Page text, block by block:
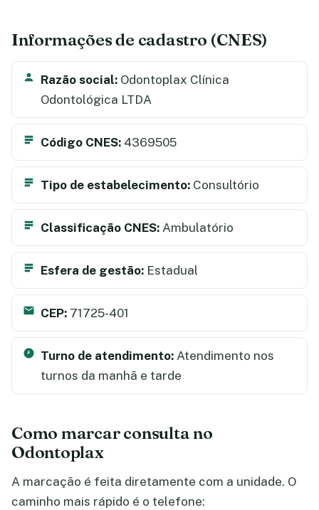
Informações de cadastro (CNES)
Razão social: Odontoplax Clínica
Odontológica LTDA
Código CNES: 4369505
Tipo de estabelecimento: Consultório
Classificação CNES: Ambulatório
Esfera de gestão: Estadual
CEP: 71725-401
Turno de atendimento: Atendimento nos
turnos da manhã e tarde
Como marcar consulta no
Odontoplax
A marcação é feita diretamente com a unidade. O
caminho mais rápido é o telefone: